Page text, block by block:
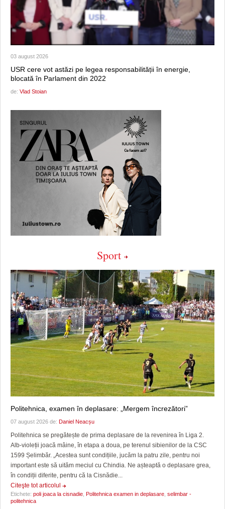
03 august 2026
USR cere vot astăzi pe legea responsabilității în energie,
blocată în Parlament din 2022
de: Vlad Stoian
Sport
Politehnica, examen în deplasare: „Mergem încrezători”
07 august 2026 de: Daniel Neacșu
Politehnica se pregătește de prima deplasare de la revenirea în Liga 2.
Alb-violeții joacă mâine, în etapa a doua, pe terenul sibienilor de la CSC
1599 Șelimbăr. „Acestea sunt condițiile, jucăm la patru zile, pentru noi
important este să uităm meciul cu Chindia. Ne așteaptă o deplasare grea,
în condiții diferite, pentru că la Cisnădie...
Citeşte tot articolul
Etichete: poli joaca la cisnadie Politehnica examen in deplasare selimbar -
politehnica